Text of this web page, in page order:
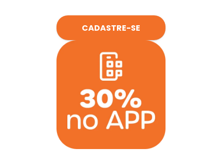
CADASTRE-SE